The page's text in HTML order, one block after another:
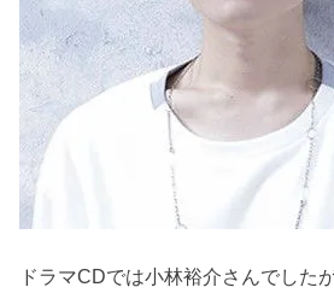
ドラマCDでは小林裕介さんでした